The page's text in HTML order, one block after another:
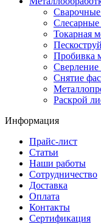
Токарная
Пробивка
Сверление
Снятие
Раскрой
Информация
Прайс-лист
Статьи
Наши работы
Сотрудничество
Доставка
Оплата
Контакты
Сертификация